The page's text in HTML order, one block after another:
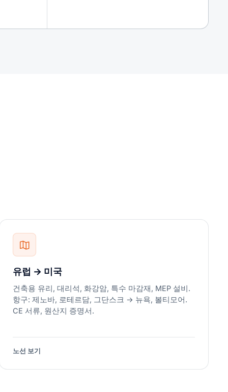
유럽 → 미국
건축용 유리, 대리석, 화강암, 특수 마감재, MEP 설비.
항구: 제노바, 로테르담, 그단스크 → 뉴욕, 볼티모어.
CE 서류, 원산지 증명서.
노선 보기